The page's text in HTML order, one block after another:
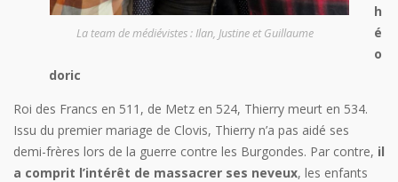
La team de médiévistes : Ilan, Justine et Guillaume
h
é
o
doric
Roi des Francs en 511, de Metz en 524, Thierry meurt en 534.
Issu du premier mariage de Clovis, Thierry n’a pas aidé ses
demi-frères lors de la guerre contre les Burgondes. Par contre, il
a comprit l’intérêt de massacrer ses neveux, les enfants